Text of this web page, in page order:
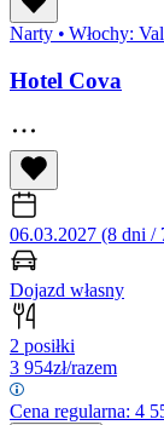
Narty • Włochy:
Hotel Cova
06.03.2027 (8 dni /
Dojazd własny
2 posiłki
3 954zł/razem
Cena regularna: 4